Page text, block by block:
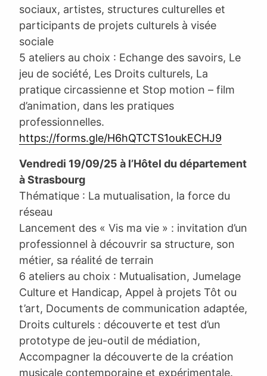
sociaux, artistes, structures culturelles et
participants de projets culturels à visée
sociale
5 ateliers au choix : Echange des savoirs, Le
jeu de société, Les Droits culturels, La
pratique circassienne et Stop motion – film
d’animation, dans les pratiques
professionnelles.
https://forms.gle/H6hQTCTS1oukECHJ9
Vendredi 19/09/25 à l’Hôtel du département
à Strasbourg
Thématique : La mutualisation, la force du
réseau
Lancement des « Vis ma vie » : invitation d’un
professionnel à découvrir sa structure, son
métier, sa réalité de terrain
6 ateliers au choix : Mutualisation, Jumelage
Culture et Handicap, Appel à projets Tôt ou
t’art, Documents de communication adaptée,
Droits culturels : découverte et test d’un
prototype de jeu-outil de médiation,
Accompagner la découverte de la création
musicale contemporaine et expérimentale.